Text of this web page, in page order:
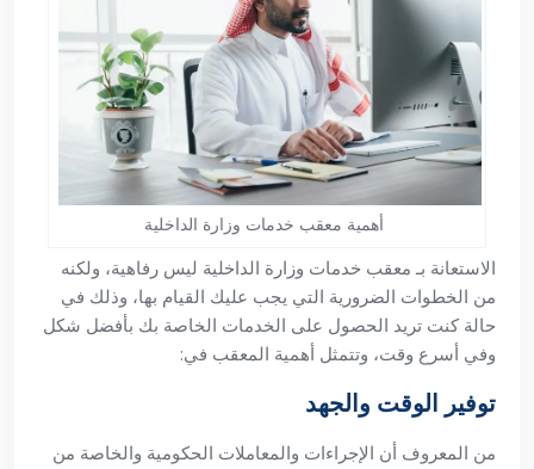
أهمية معقب خدمات وزارة الداخلية
الاستعانة بـ معقب خدمات وزارة الداخلية ليس رفاهية، ولكنه
من الخطوات الضرورية التي يجب عليك القيام بها، وذلك في
حالة كنت تريد الحصول على الخدمات الخاصة بك بأفضل شكل
وفي أسرع وقت، وتتمثل أهمية المعقب في:
توفير الوقت والجهد
من المعروف أن الإجراءات والمعاملات الحكومية والخاصة من